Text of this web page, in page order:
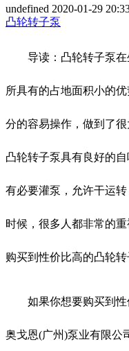
undefined 2020-01-29
凸轮转子泵
导读：凸轮转子泵在
所具有的占地面积小的
分的容易操作，做到了
凸轮转子泵具有良好的
有必要灌泵，允许干运
时候，很多人都非常的
购买到性价比高的凸轮转
如果你想要购买到性
奥戈恩(广州)泵业有限公